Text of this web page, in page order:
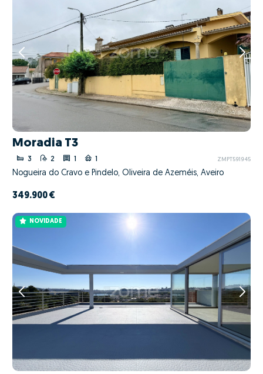
Moradia T3
3 2 1 1 ZMPT591945
Nogueira do Cravo e Pindelo, Oliveira de Azeméis, Aveiro
349.900 €
NOVIDADE